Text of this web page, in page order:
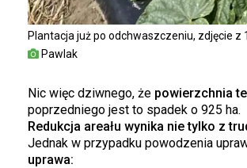
Plantacja już po odchwaszczeniu, zdjęcie z
Pawlak
Nic więc dziwnego, żepowierzchnia
poprzedniego jest to spadek o 925 ha.
Redukcja areału wynika nie tylko z
Jednak w przypadku powodzenia
uprawa: